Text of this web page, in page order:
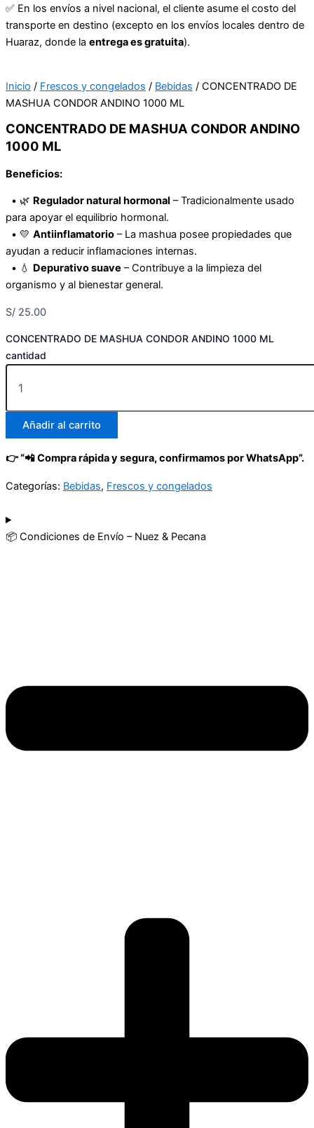
✅ En los envíos a nivel nacional, el cliente asume el costo del
transporte en destino (excepto en los envíos locales dentro de
Huaraz, donde la entrega es gratuita).
Inicio / Frescos y congelados / Bebidas / CONCENTRADO DE
MASHUA CONDOR ANDINO 1000 ML
CONCENTRADO DE MASHUA CONDOR ANDINO
1000 ML
Beneficios:
• 🌿 Regulador natural hormonal – Tradicionalmente usado
para apoyar el equilibrio hormonal.
• 💛 Antiinflamatorio – La mashua posee propiedades que
ayudan a reducir inflamaciones internas.
• 💧 Depurativo suave – Contribuye a la limpieza del
organismo y al bienestar general.
S/ 25.00
CONCENTRADO DE MASHUA CONDOR ANDINO 1000 ML
cantidad
Añadir al carrito
👉 “📲 Compra rápida y segura, confirmamos por WhatsApp”.
Categorías: Bebidas, Frescos y congelados
📦 Condiciones de Envío – Nuez & Pecana